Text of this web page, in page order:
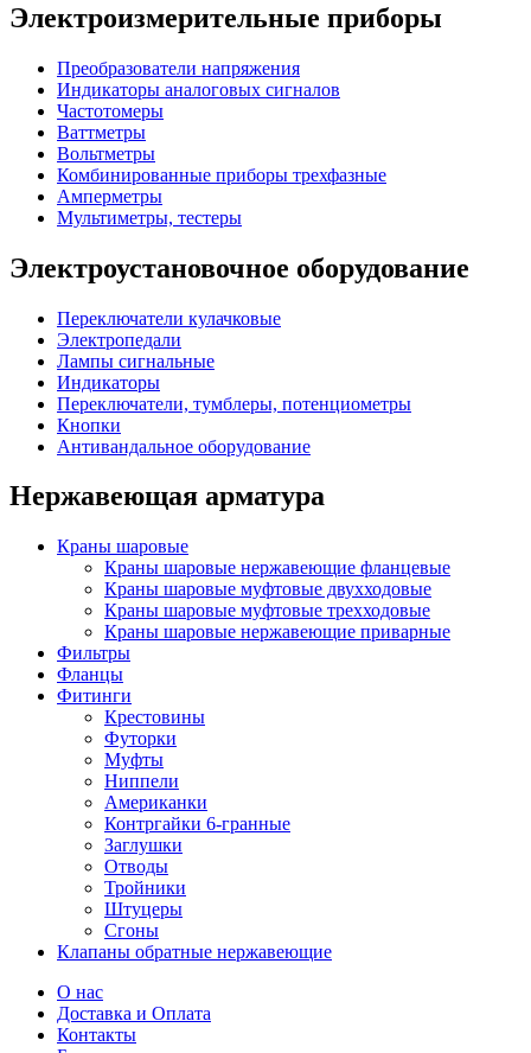
Электроизмерительные приборы
Преобразователи напряжения
Индикаторы аналоговых сигналов
Частотомеры
Ваттметры
Вольтметры
Комбинированные приборы трехфазные
Амперметры
Мультиметры, тестеры
Электроустановочное оборудование
Переключатели кулачковые
Электропедали
Лампы сигнальные
Индикаторы
Переключатели, тумблеры, потенциометры
Кнопки
Антивандальное оборудование
Нержавеющая арматура
Краны шаровые
Краны шаровые нержавеющие фланцевые
Краны шаровые муфтовые двухходовые
Краны шаровые муфтовые трехходовые
Краны шаровые нержавеющие приварные
Фильтры
Фланцы
Фитинги
Крестовины
Футорки
Муфты
Ниппели
Американки
Контргайки 6-гранные
Заглушки
Отводы
Тройники
Штуцеры
Сгоны
Клапаны обратные нержавеющие
О нас
Доставка и Оплата
Контакты